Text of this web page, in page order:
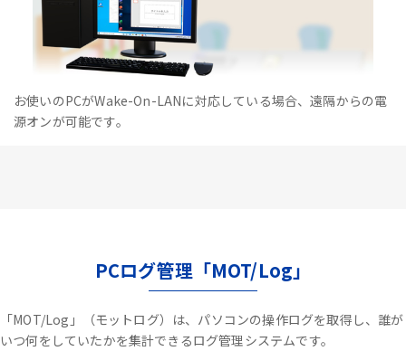
お使いのPCがWake-On-LANに対応している場合、遠隔からの電
源オンが可能です。
PCログ管理「MOT/Log」
「MOT/Log」（モットログ）は、パソコンの操作ログを取得し、誰が
いつ何をしていたかを集計できるログ管理システムです。